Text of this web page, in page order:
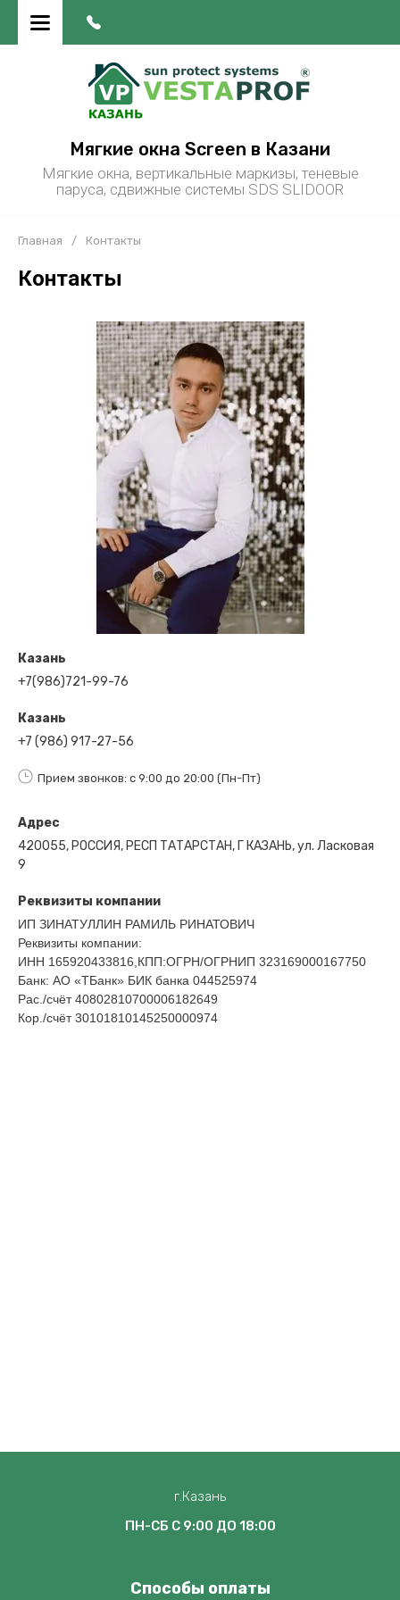
Мягкие окна Screen в Казани
Мягкие окна, вертикальные маркизы, теневые
паруса, сдвижные системы SDS SLIDOOR
Главная / Контакты
Контакты
Казань
+7(986)721-99-76
Казань
+7 (986) 917-27-56
Прием звонков: с 9:00 до 20:00 (Пн-Пт)
Адрес
420055, РОССИЯ, РЕСП ТАТАРСТАН, Г КАЗАНЬ, ул. Ласковая
9
Реквизиты компании
ИП ЗИНАТУЛЛИН РАМИЛЬ РИНАТОВИЧ
Реквизиты компании:
ИНН 165920433816,КПП:ОГРН/ОГРНИП 323169000167750
Банк: АО «ТБанк» БИК банка 044525974
Рас./счёт 40802810700006182649
Кор./счёт 30101810145250000974
г.Казань
ПН-СБ С 9:00 ДО 18:00
Способы оплаты